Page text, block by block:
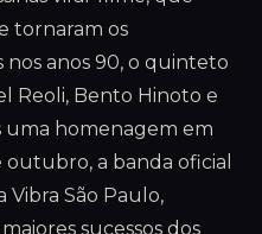
tornaram os
nos anos 90, o quinteto
Reoli, Bento Hinoto e
uma homenagem em
outubro, a banda oficial
São Paulo,
sucessos dos